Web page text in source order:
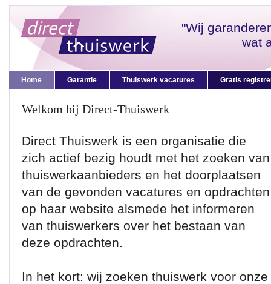
"Wij
wat
Home Garantie Thuiswerk vacatures Gratis
Welkom bij Direct-Thuiswerk
Direct Thuiswerk is een organisatie die
zich actief bezig houdt met het zoeken van
thuiswerkaanbieders en het doorplaatsen
van de gevonden vacatures en opdrachten
op haar website alsmede het informeren
van thuiswerkers over het bestaan van
deze opdrachten.
In het kort: wij zoeken thuiswerk voor onze